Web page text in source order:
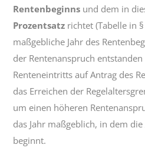
Rentenbeginns und dem in
Prozentsatz richtet (Tabelle in
maßgebliche Jahr des
der Rentenanspruch
Renteneintritts auf Antrag des
das Erreichen der
um einen höheren
das Jahr maßgeblich, in dem
beginnt.